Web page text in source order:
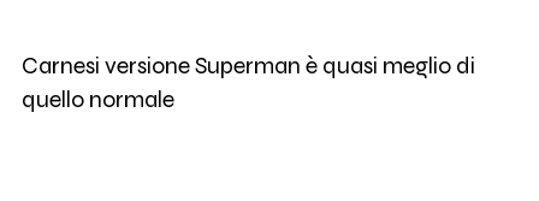
Carnesi versione Superman è quasi meglio di
quello normale